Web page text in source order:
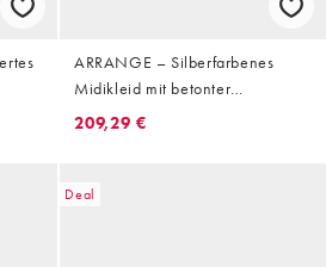
ARRANGE – Silberfarbenes
Midikleid mit betonter
Schulterpartie, Pailletten und
209,29 €
Deal